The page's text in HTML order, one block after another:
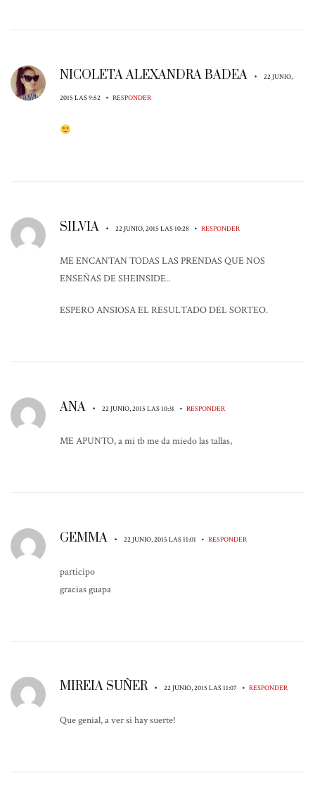
NICOLETA ALEXANDRA BADEA • 22 JUNIO,
2015 LAS 9:52 • RESPONDER
SILVIA • 22 JUNIO, 2015 LAS 10:28 • RESPONDER
ME ENCANTAN TODAS LAS PRENDAS QUE NOS
ENSEÑAS DE SHEINSIDE..
ESPERO ANSIOSA EL RESULTADO DEL SORTEO.
ANA • 22 JUNIO, 2015 LAS 10:31 • RESPONDER
ME APUNTO, a mi tb me da miedo las tallas,
GEMMA • 22 JUNIO, 2015 LAS 11:01 • RESPONDER
participo
gracias guapa
MIREIA SUÑER • 22 JUNIO, 2015 LAS 11:07 • RESPONDER
Que genial, a ver si hay suerte!